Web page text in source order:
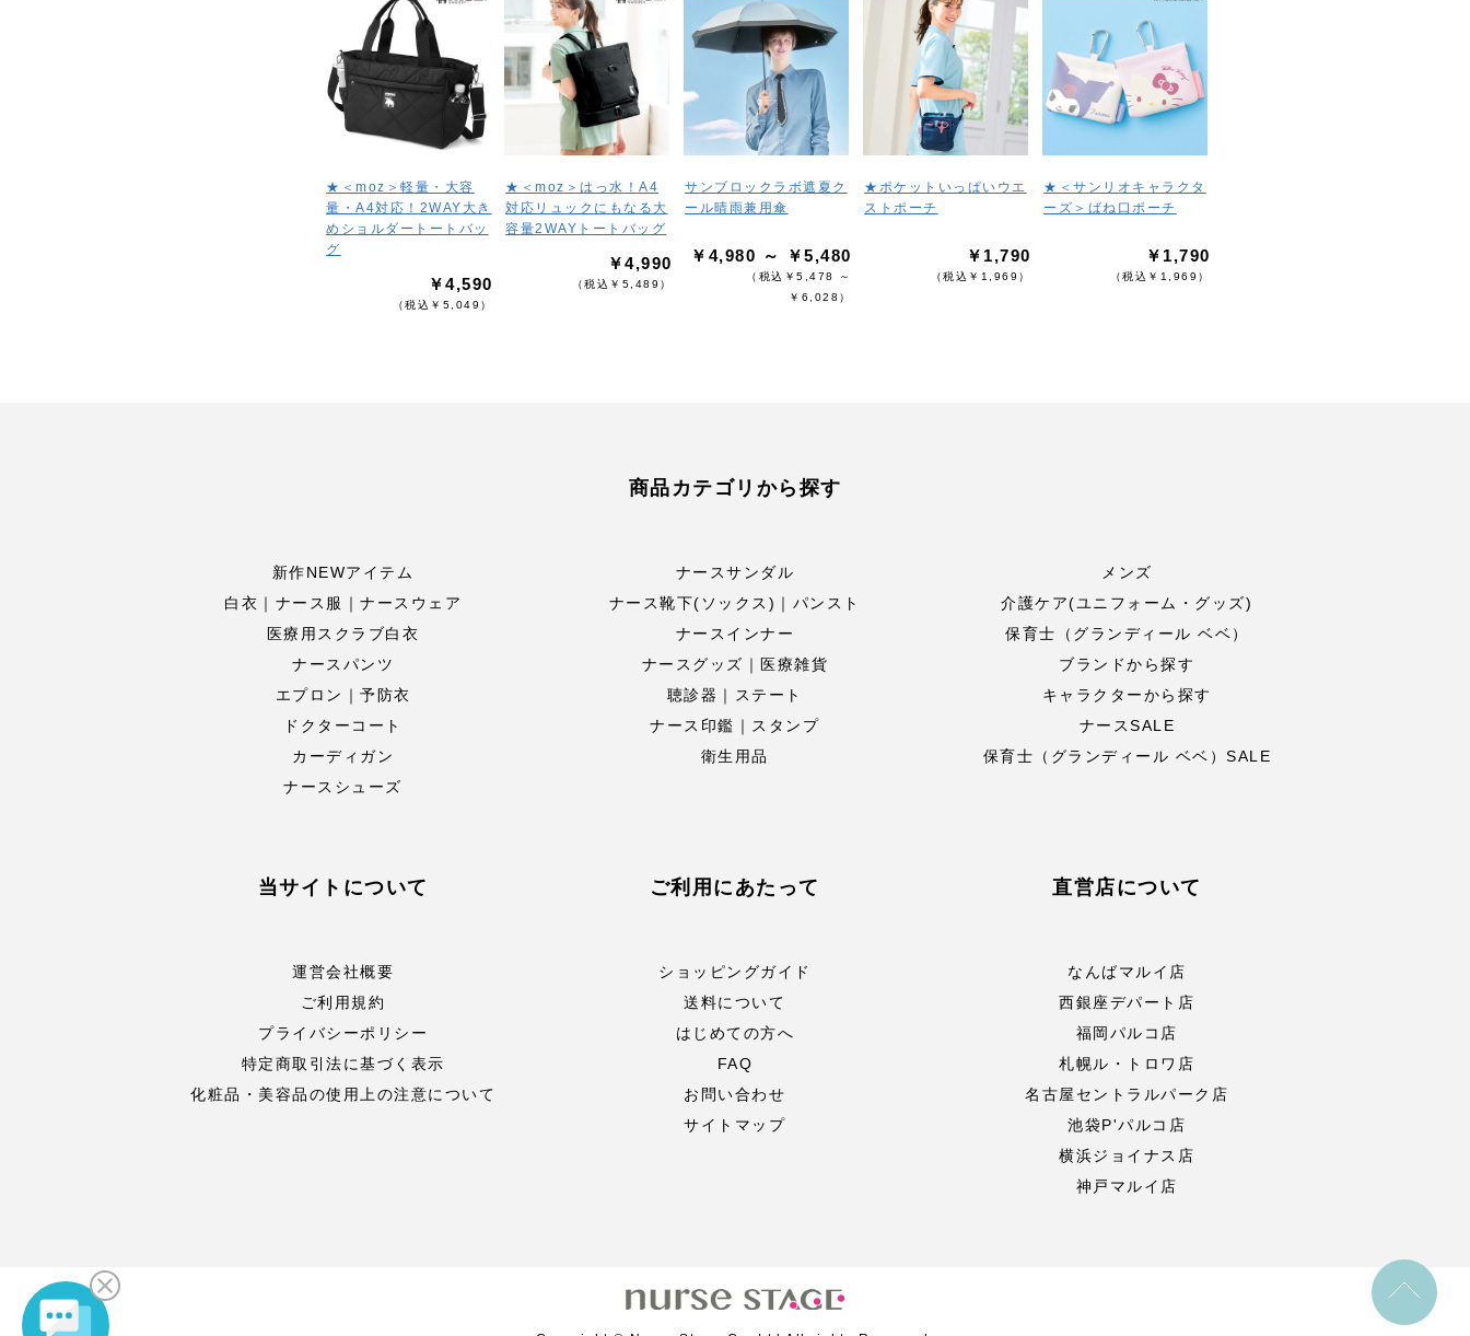
★＜moz＞軽量・大容
量・A4対応！2WAY大き
めショルダートートバッ
グ
￥4,590
（税込￥5,049）
★＜moz＞はっ水！A4
対応リュックにもなる大
容量2WAYトートバッグ
￥4,990
（税込￥5,489）
サンブロックラボ遮夏ク
ール晴雨兼用傘
￥4,980 ～ ￥5,480
（税込￥5,478 ～
￥6,028）
★ポケットいっぱいウエ
ストポーチ
￥1,790
（税込￥1,969）
★＜サンリオキャラクタ
ーズ＞ばね口ポーチ
￥1,790
（税込￥1,969）
商品カテゴリから探す
新作NEWアイテム
白衣｜ナース服｜ナースウェア
医療用スクラブ白衣
ナースパンツ
エプロン｜予防衣
ドクターコート
カーディガン
ナースシューズ
ナースサンダル
ナース靴下(ソックス)｜パンスト
ナースインナー
ナースグッズ｜医療雑貨
聴診器｜ステート
ナース印鑑｜スタンプ
衛生用品
メンズ
介護ケア(ユニフォーム・グッズ)
保育士（グランディール ベベ）
ブランドから探す
キャラクターから探す
ナースSALE
保育士（グランディール ベベ）SALE
当サイトについて
運営会社概要
ご利用規約
プライバシーポリシー
特定商取引法に基づく表示
化粧品・美容品の使用上の注意について
ご利用にあたって
ショッピングガイド
送料について
はじめての方へ
FAQ
お問い合わせ
サイトマップ
直営店について
なんばマルイ店
西銀座デパート店
福岡パルコ店
札幌ル・トロワ店
名古屋セントラルパーク店
池袋P'パルコ店
横浜ジョイナス店
神戸マルイ店